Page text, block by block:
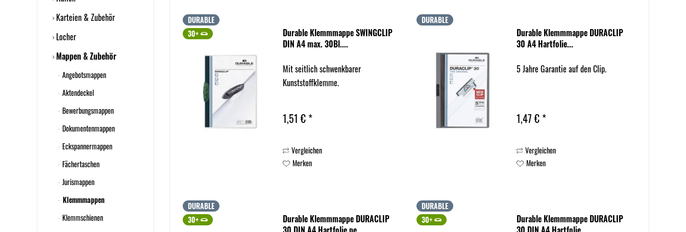
Karteien & Zubehör
Locher
Mappen & Zubehör
Angebotsmappen
Aktendeckel
Bewerbungsmappen
Dokumentenmappen
Eckspannermappen
Fächertaschen
Jurismappen
Klemmmappen
Klemmschienen
DURABLE
30+
Durable Klemmmappe SWINGCLIP
DIN A4 max. 30Bl....
Mit seitlich schwenkbarer
Kunststoffklemme.
1,51 € *
Vergleichen
Merken
DURABLE
Durable Klemmmappe DURACLIP
30 A4 Hartfolie...
5 Jahre Garantie auf den Clip.
1,47 € *
Vergleichen
Merken
DURABLE
30+
Durable Klemmmappe DURACLIP
DURABLE
30+
Durable Klemmmappe DURACLIP